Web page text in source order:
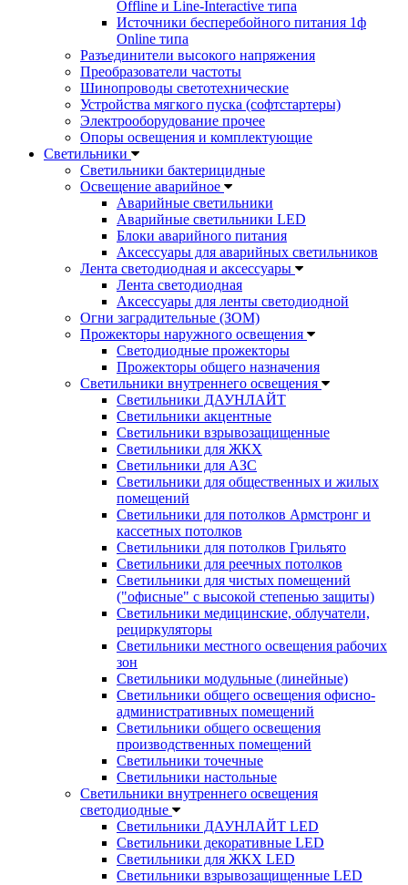
Offline и Line-Interactive типа
Источники бесперебойного питания 1ф
Online типа
Разъединители высокого напряжения
Преобразователи частоты
Шинопроводы светотехнические
Устройства мягкого пуска (софтстартеры)
Электрооборудование прочее
Опоры освещения и комплектующие
Светильники
Светильники бактерицидные
Освещение аварийное
Аварийные светильники
Аварийные светильники LED
Блоки аварийного питания
Аксессуары для аварийных светильников
Лента светодиодная и аксессуары
Лента светодиодная
Аксессуары для ленты светодиодной
Огни заградительные (ЗОМ)
Прожекторы наружного освещения
Светодиодные прожекторы
Прожекторы общего назначения
Светильники внутреннего освещения
Светильники ДАУНЛАЙТ
Светильники акцентные
Светильники взрывозащищенные
Светильники для ЖКХ
Светильники для АЗС
Светильники для общественных и жилых
помещений
Светильники для потолков Армстронг и
кассетных потолков
Светильники для потолков Грильято
Светильники для реечных потолков
Светильники для чистых помещений
("офисные" с высокой степенью защиты)
Светильники медицинские, облучатели,
рециркуляторы
Светильники местного освещения рабочих
зон
Светильники модульные (линейные)
Светильники общего освещения офисно-
административных помещений
Светильники общего освещения
производственных помещений
Светильники точечные
Светильники настольные
Светильники внутреннего освещения
светодиодные
Светильники ДАУНЛАЙТ LED
Светильники декоративные LED
Светильники для ЖКХ LED
Светильники взрывозащищенные LED